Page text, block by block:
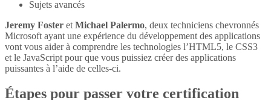
Sujets avancés
Jeremy Foster et Michael Palermo, deux techniciens chevronnés
Microsoft ayant une expérience du développement des applications
vont vous aider à comprendre les technologies l’HTML5, le CSS3
et le JavaScript pour que vous puissiez créer des applications
puissantes à l’aide de celles-ci.
Étapes pour passer votre certification